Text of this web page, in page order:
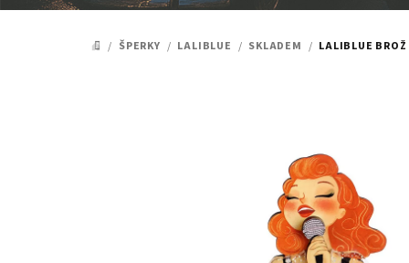
DOMŮ
/ ŠPERKY / LALIBLUE / SKLADEM / LALIBLUE